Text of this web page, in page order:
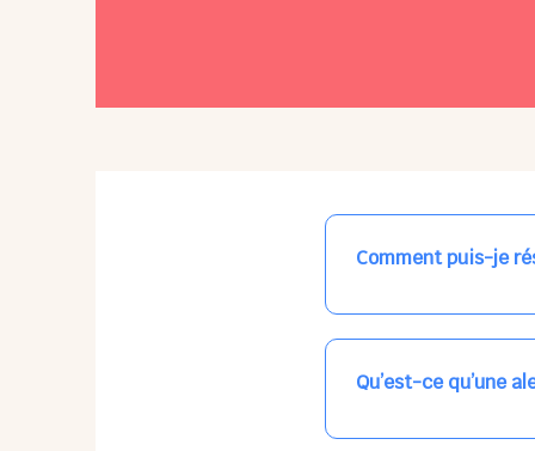
Comment puis-je
Nos places libres au
qui vous intéresse,
Qu’est-ce qu’une
Vous avez besoin